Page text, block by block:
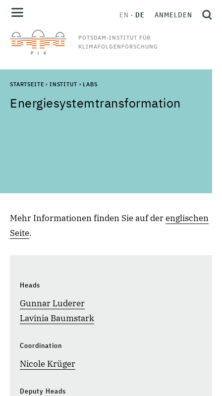
POTSDAM-INSTITUT FÜR
KLIMAFOLGENFORSCHUNG
EN DE ANMELDEN
STARTSEITE › INSTITUT › LABS
Energiesystemtransformation
Mehr Informationen finden Sie auf derenglischen
Seite.
Heads
Gunnar Luderer
Lavinia Baumstark
Coordination
Nicole Krüger
Deputy Heads